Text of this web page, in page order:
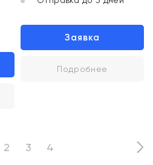
Заявка
Подробнее
2 3 4